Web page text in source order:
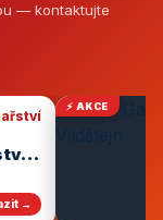
— kontaktujte
→
⚡ AKCE